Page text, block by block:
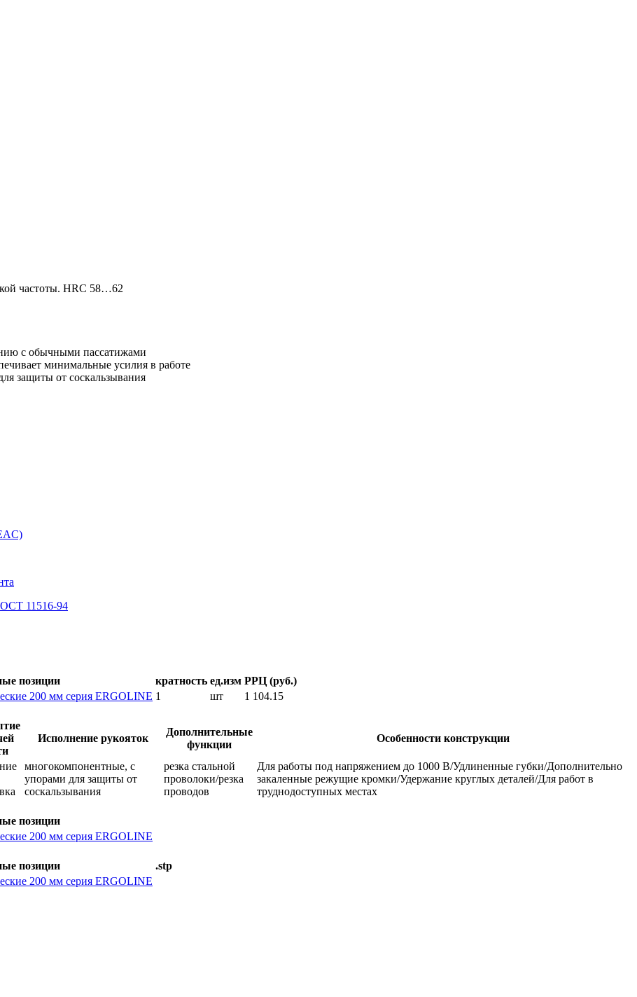
частоты. HRC 58…62
с обычными пассатижами
минимальные усилия в работе
защиты от соскальзывания
11516-94
позиции кратность ед.изм РРЦ (руб.)
200 мм серия ERGOLINE 1 шт
1 104.15
Исполнение рукояток
Дополнительные
функции
Особенности конструкции
многокомпонентные, с
упорами для защиты от
соскальзывания
резка стальной
проволоки/резка
проводов
Для работы под напряжением до 1000 В/Удлиненные губки/Дополнительно
закаленные режущие кромки/Удержание круглых деталей/Для работ в
труднодоступных местах
позиции
200 мм серия ERGOLINE
позиции
.stp
200 мм серия ERGOLINE